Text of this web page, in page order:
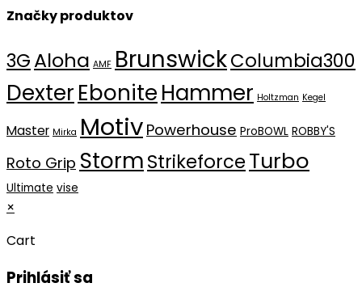
Značky produktov
3GAloha AMF BrunswickColumbia300
DexterEboniteHammer Holtzman Kegel
Master Mirka Motiv Powerhouse ProBOWL ROBBY'S
Roto Grip StormStrikeforceTurbo
Ultimate vise
×
Cart
Prihlásiť sa